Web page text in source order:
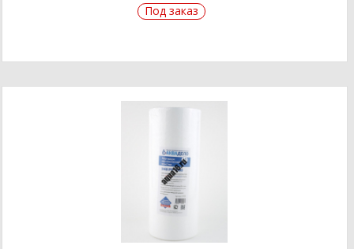
Под заказ